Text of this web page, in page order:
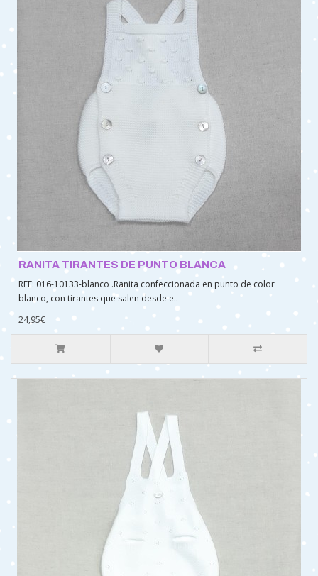
RANITA TIRANTES DE PUNTO BLANCA
REF: 016-10133-blanco .Ranita confeccionada en punto de color
blanco, con tirantes que salen desde e..
24,95€